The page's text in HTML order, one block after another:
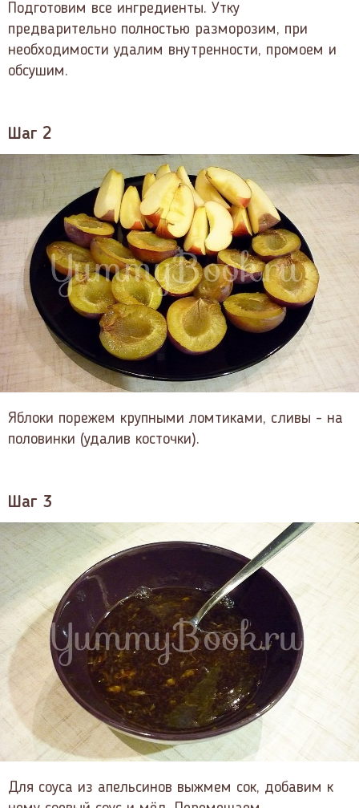
Подготовим все ингредиенты. Утку
предварительно полностью разморозим, при
необходимости удалим внутренности, промоем и
обсушим.
Шаг 2
Яблоки порежем крупными ломтиками, сливы - на
половинки (удалив косточки).
Шаг 3
Для соуса из апельсинов выжмем сок, добавим к